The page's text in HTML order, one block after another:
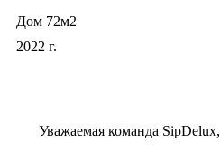
Дом 72м2
2022 г.
Уважаемая команда SipDelux,